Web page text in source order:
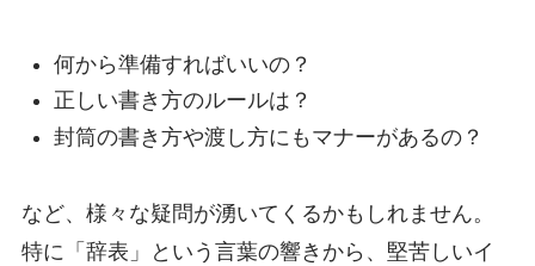
何から準備すればいいの？
正しい書き方のルールは？
封筒の書き方や渡し方にもマナーがあるの？
など、様々な疑問が湧いてくるかもしれません。
特に「辞表」という言葉の響きから、堅苦しいイ